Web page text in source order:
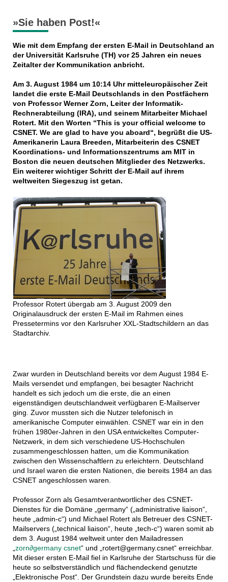
»Sie haben Post!«
Wie mit dem Empfang der ersten E-Mail in Deutschland an
der Universität Karlsruhe (TH) vor 25 Jahren ein neues
Zeitalter der Kommunikation anbricht.
Am 3. August 1984 um 10:14 Uhr mitteleuropäischer Zeit
landet die erste E-Mail Deutschlands in den Postfächern
von Professor Werner Zorn, Leiter der Informatik-
Rechnerabteilung (IRA), und seinem Mitarbeiter Michael
Rotert. Mit den Worten “This is your official welcome to
CSNET. We are glad to have you aboard“, begrüßt die US-
Amerikanerin Laura Breeden, Mitarbeiterin des CSNET
Koordinations- und Informationszentrums am MIT in
Boston die neuen deutschen Mitglieder des Netzwerks.
Ein weiterer wichtiger Schritt der E-Mail auf ihrem
weltweiten Siegeszug ist getan.
Professor Rotert übergab am 3. August 2009 den
Originalausdruck der ersten E-Mail im Rahmen eines
Pressetermins vor den Karlsruher XXL-Stadtschildern an das
Stadtarchiv.
Zwar wurden in Deutschland bereits vor dem August 1984 E-
Mails versendet und empfangen, bei besagter Nachricht
handelt es sich jedoch um die erste, die an einen
eigenständigen deutschlandweit verfügbaren E-Mailserver
ging. Zuvor mussten sich die Nutzer telefonisch in
amerikanische Computer einwählen. CSNET war ein in den
frühen 1980er-Jahren in den USA entwickeltes Computer-
Netzwerk, in dem sich verschiedene US-Hochschulen
zusammengeschlossen hatten, um die Kommunikation
zwischen den Wissenschaftlern zu erleichtern. Deutschland
und Israel waren die ersten Nationen, die bereits 1984 an das
CSNET angeschlossen waren.
Professor Zorn als Gesamtverantwortlicher des CSNET-
Dienstes für die Domäne „germany“ („administrative liaison“,
heute „admin-c“) und Michael Rotert als Betreuer des CSNET-
Mailservers („technical liaison“, heute „tech-c“) waren somit ab
dem 3. August 1984 weltweit unter den Mailadressen
„zorn∂germany csnet“ und „rotert@germany.csnet“ erreichbar.
Mit dieser ersten E-Mail fiel in Karlsruhe der Startschuss für die
heute so selbstverständlich und flächendeckend genutzte
„Elektronische Post“. Der Grundstein dazu wurde bereits Ende